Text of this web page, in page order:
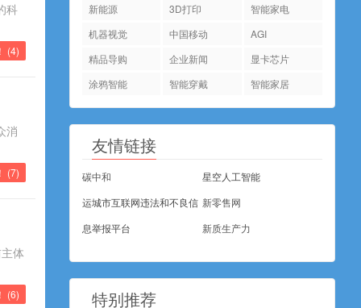
科
(4)
消
(7)
主体
(6)
新能源
3D打印
智能家电
机器视觉
中国移动
AGI
精品导购
企业新闻
显卡芯片
涂鸦智能
智能穿戴 智能家居
友情链接
碳中和
星空人工智能
运城市互联网违法和不良信
息举报平台
新零售网
新质生产力
特别推荐